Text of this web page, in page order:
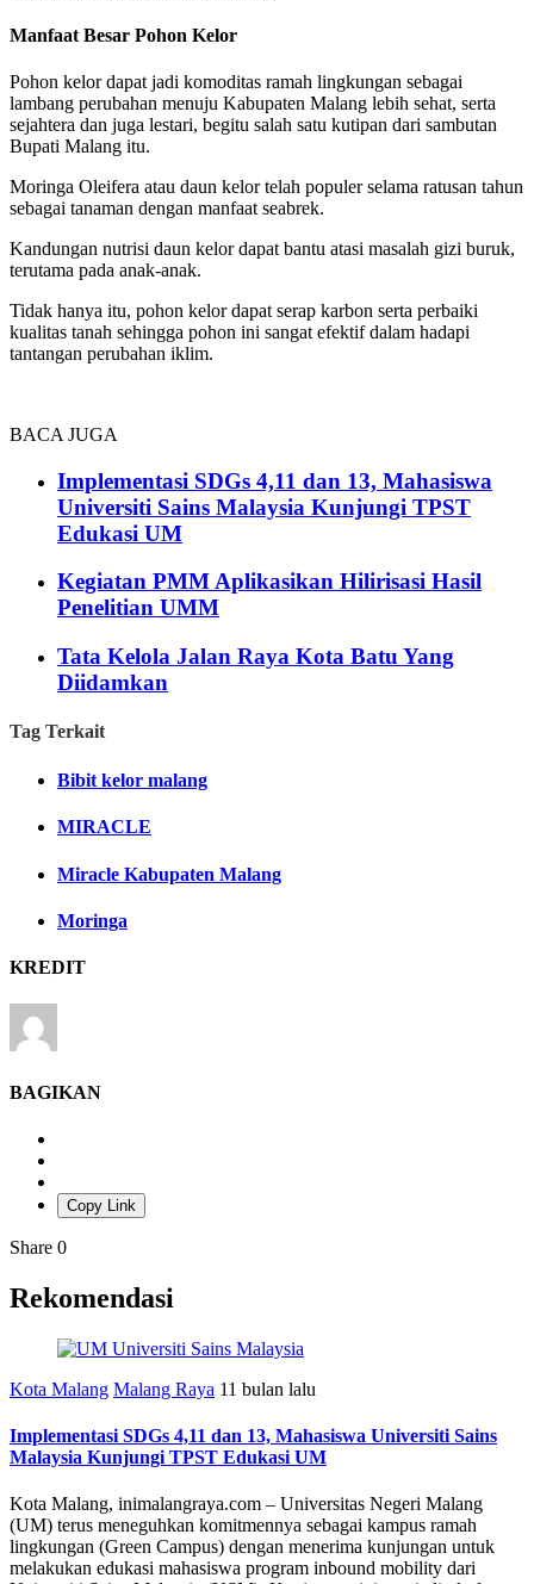
Manfaat Besar Pohon Kelor
Pohon kelor dapat jadi komoditas ramah lingkungan sebagai
lambang perubahan menuju Kabupaten Malang lebih sehat, serta
sejahtera dan juga lestari, begitu salah satu kutipan dari sambutan
Bupati Malang itu.
Moringa Oleifera atau daun kelor telah populer selama ratusan tahun
sebagai tanaman dengan manfaat seabrek.
Kandungan nutrisi daun kelor dapat bantu atasi masalah gizi buruk,
terutama pada anak-anak.
Tidak hanya itu, pohon kelor dapat serap karbon serta perbaiki
kualitas tanah sehingga pohon ini sangat efektif dalam hadapi
tantangan perubahan iklim.
BACA JUGA
Implementasi SDGs 4,11 dan 13, Mahasiswa
Universiti Sains Malaysia Kunjungi TPST
Edukasi UM
Kegiatan PMM Aplikasikan Hilirisasi Hasil
Penelitian UMM
Tata Kelola Jalan Raya Kota Batu Yang
Diidamkan
Tag Terkait
Bibit kelor malang
MIRACLE
Miracle Kabupaten Malang
Moringa
KREDIT
BAGIKAN
Copy Link
Share 0
Rekomendasi
Kota Malang Malang Raya 11 bulan lalu
Implementasi SDGs 4,11 dan 13, Mahasiswa Universiti Sains
Malaysia Kunjungi TPST Edukasi UM
Kota Malang, inimalangraya.com – Universitas Negeri Malang
(UM) terus meneguhkan komitmennya sebagai kampus ramah
lingkungan (Green Campus) dengan menerima kunjungan untuk
melakukan edukasi mahasiswa program inbound mobility dari